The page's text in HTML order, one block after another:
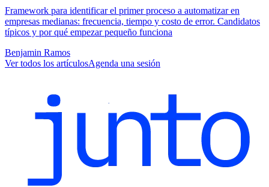
Framework para identificar el primer proceso a automatizar en
empresas medianas: frecuencia, tiempo y costo de error. Candidatos
típicos y por qué empezar pequeño funciona
Benjamin Ramos
Ver todos los artículosAgenda una sesión